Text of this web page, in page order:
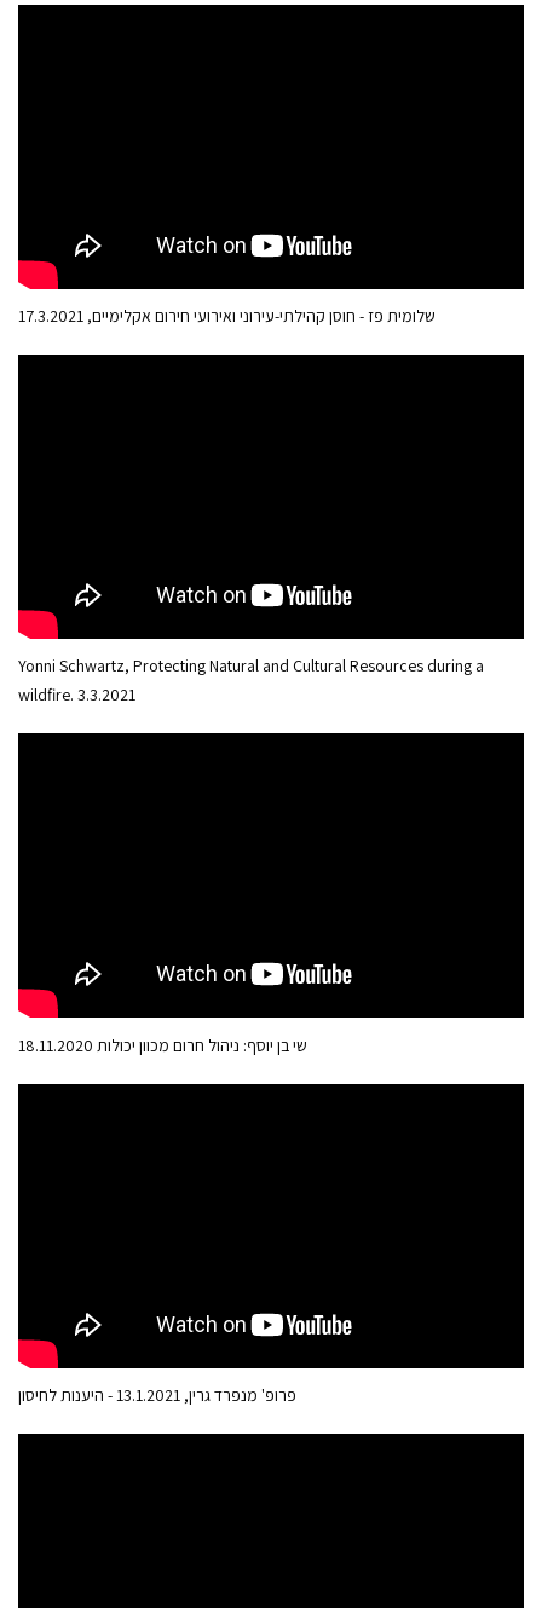
שלומית פז - חוסן קהילתי-עירוני ואירועי חירום אקלימיים, 17.3.2021
Yonni Schwartz, Protecting Natural and Cultural Resources during a
wildfire. 3.3.2021
שי בן יוסף: ניהול חרום מכוון יכולות 18.11.2020
פרופ' מנפרד גרין, 13.1.2021 - היענות לחיסון